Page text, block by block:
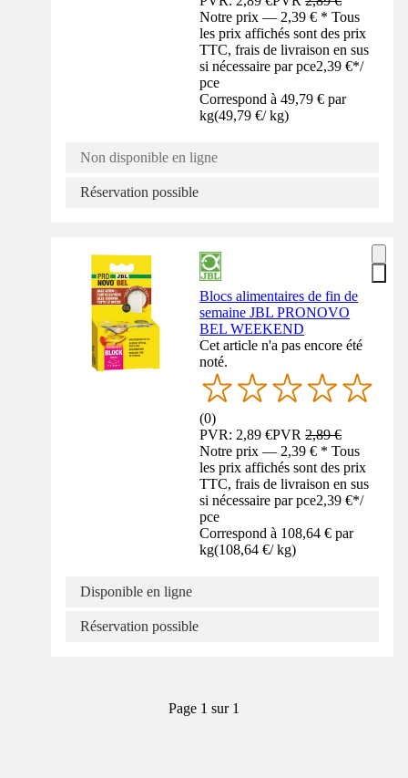
Notre prix — 2,39 € * Tous
les prix affichés sont des prix
TTC, frais de livraison en sus
si nécessaire par pce2,39 €*/
pce
Correspond à 49,79 € par
kg(49,79 €/ kg)
Non disponible en ligne
Réservation possible
Blocs alimentaires de fin de
semaine JBL PRONOVO
BEL WEEKEND
Cet article n'a pas encore été
noté.
(0)
PVR: 2,89 €PVR2,89 €
Notre prix — 2,39 € * Tous
les prix affichés sont des prix
TTC, frais de livraison en sus
si nécessaire par pce2,39 €*/
pce
Correspond à 108,64 € par
kg(108,64 €/ kg)
Disponible en ligne
Réservation possible
Page 1 sur 1